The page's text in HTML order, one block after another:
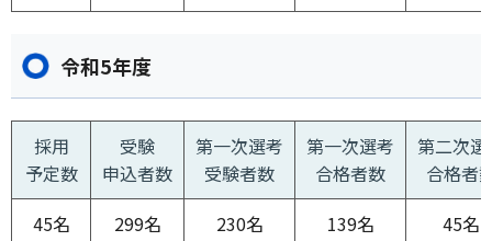
令和5年度
採用
予定数
受験
申込者数
第一次選考
受験者数
第一次選考
合格者数
第二次
合格者
45名
299名 230名 139名 45名